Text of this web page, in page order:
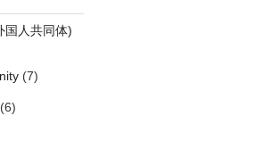
人共同体)
(7)
(6)